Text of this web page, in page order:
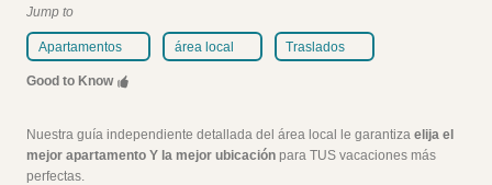
Jump to
Apartamentos área local Traslados
Good to Know
Nuestra guía independiente detallada del área local le garantiza elija el
mejor apartamento Y la mejor ubicación para TUS vacaciones más
perfectas.